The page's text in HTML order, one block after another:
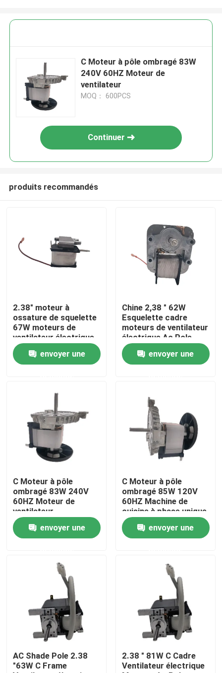
Produits
Vidéos
A propos de nous
Visite d'usine
nouvelles
Tous les cas
Turbine de convection
C Moteur à pôle ombragé 83W
240V 60HZ Moteur de
ventilateur
MOQ： 600PCS
Continuer
produits recommandés
2.38" moteur à
ossature de squelette
67W moteurs de
ventilateur électrique
Ac à phase unique pôle
ombragéenvoyer une
Chine 2,38 " 62W
Esquelette cadre
moteurs de ventilateur
électrique Ac Pole
ombragé
envoyer une
C Moteur à pôle
ombragé 83W 240V
60HZ Moteur de
ventilateur
envoyer une
C Moteur à pôle
ombragé 85W 120V
60HZ Machine de
cuisine à phase unique
Moteur de ventilateur
de mélangeur de
mélangeur
envoyer une
AC Shade Pole 2.38
"63W C Frame
2.38 " 81W C Cadre
Ventilateur électrique